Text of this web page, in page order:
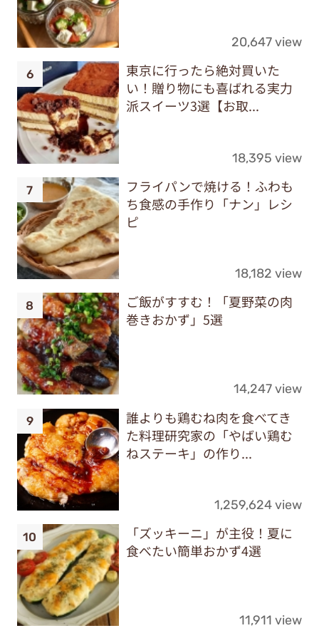
20,647 view
東京に行ったら絶対買いた
い！贈り物にも喜ばれる実力
派スイーツ3選【お取...
18,395 view
フライパンで焼ける！ふわも
ち食感の手作り「ナン」レシ
ピ
18,182 view
ご飯がすすむ！「夏野菜の肉
巻きおかず」5選
14,247 view
誰よりも鶏むね肉を食べてき
た料理研究家の「やばい鶏む
ねステーキ」の作り...
1,259,624 view
「ズッキーニ」が主役！夏に
食べたい簡単おかず4選
11,911 view